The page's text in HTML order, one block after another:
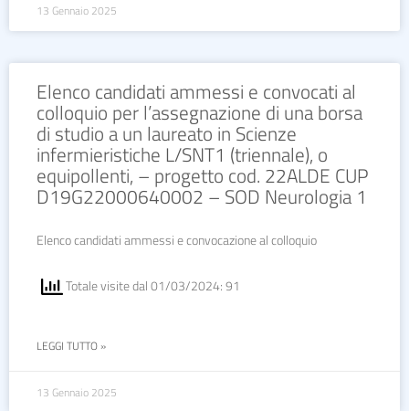
13 Gennaio 2025
Elenco candidati ammessi e convocati al
colloquio per l’assegnazione di una borsa
di studio a un laureato in Scienze
infermieristiche L/SNT1 (triennale), o
equipollenti, – progetto cod. 22ALDE CUP
D19G22000640002 – SOD Neurologia 1
Elenco candidati ammessi e convocazione al colloquio
Totale visite dal 01/03/2024: 91
LEGGI TUTTO »
13 Gennaio 2025